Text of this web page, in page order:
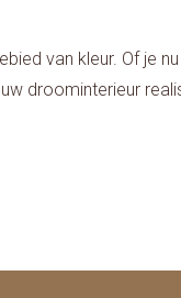
van kleur. Of je
droominterieur